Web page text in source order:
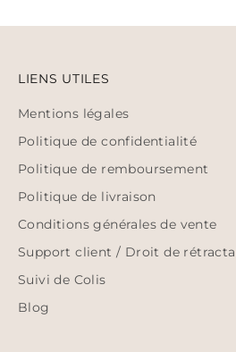
LIENS UTILES
Mentions légales
Politique de confidentialité
Politique de remboursement
Politique de livraison
Conditions générales de vente
Support client / Droit de
Suivi de Colis
Blog